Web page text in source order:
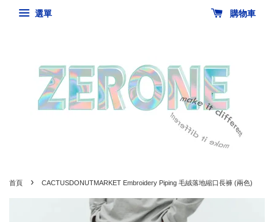
選單 購物車
首頁 › CACTUSDONUTMARKET Embroidery Piping 毛絨落地縮口長褲 (兩色)